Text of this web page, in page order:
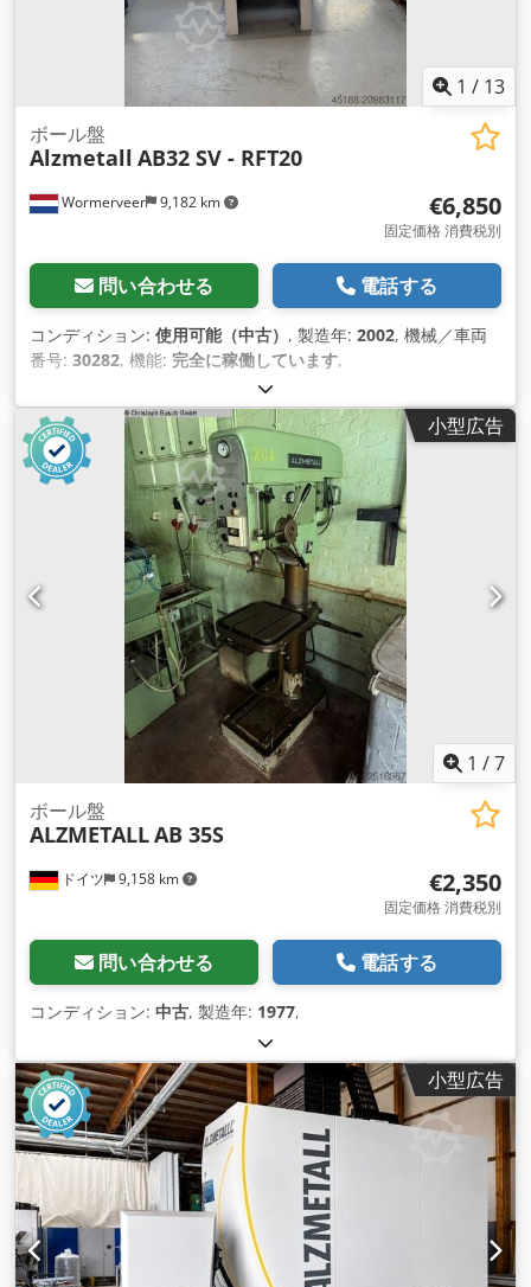
1 / 13
Wormerveer 9,182 km
ボール盤
Alzmetall AB32 SV - RFT20
€6,850
固定価格 消費税別
問い合わせる 電話する
コンディション: 使用可能（中古） , 製造年: 2002, 機械／車両
番号: 30282, 機能: 完全に稼働しています,
小型広告
1 /7
ドイツ 9,158 km
ボール盤
ALZMETALLAB 35S
€2,350
固定価格 消費税別
問い合わせる 電話する
コンディション: 中古, 製造年: 1977,
小型広告